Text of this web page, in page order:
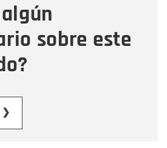
sobre este
❯